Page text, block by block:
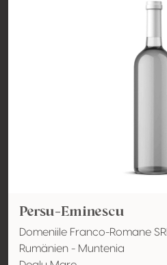
Persu-Eminescu
Domeniile Franco-Romane SRL
Rumänien - Muntenia